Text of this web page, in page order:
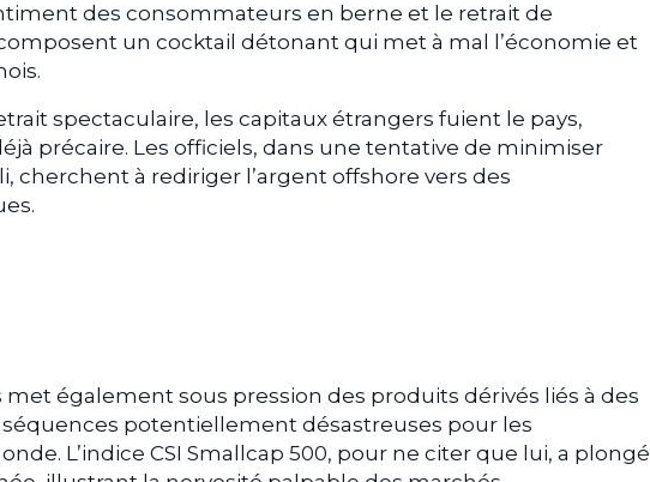
des consommateurs en berne et le retrait de
un cocktail détonant qui met à mal l’économie et
spectaculaire, les capitaux étrangers fuient le pays,
précaire. Les officiels, dans une tentative de minimiser
cherchent à rediriger l’argent offshore vers des
met également sous pression des produits dérivés liés à des
potentiellement désastreuses pour les
L’indice CSI Smallcap 500, pour ne citer que lui, a plongé